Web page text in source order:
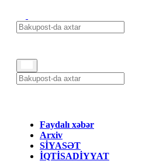
Faydalı xəbər
Arxiv
SİYASƏT
İQTİSADİYYAT